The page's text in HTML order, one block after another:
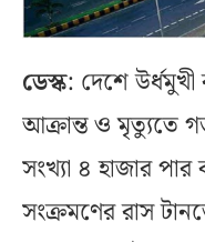
ডেস্ক: দেশে উর্ধমুখী
আক্রান্ত ও মৃত্যুতে
সংখ্যা ৪ হাজার
সংক্রমণের রাস